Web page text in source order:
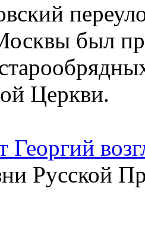
был
Церкви.
Георгий
Русской